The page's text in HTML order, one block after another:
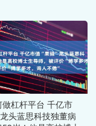
做杠杆平台 千亿市
头蓝思科技独董病